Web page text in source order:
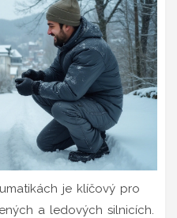
je klíčový pro
a ledových silnicích.